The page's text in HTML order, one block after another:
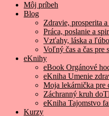
Môj príbeh
Blog
Zdravie, prosperita
Práca, poslanie a
Vzťahy, láska a
Voľný čas a čas pre
eKnihy
eBook Orgánové
eKniha Umenie
Moja lekárnička pre
Záchranný kruh
eKniha Tajomstvo
Kurzy